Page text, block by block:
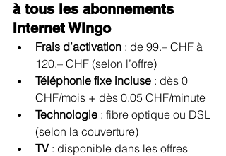
à tous les abonnements
Internet Wingo
Frais d’activation : de 99.– CHF à
120.– CHF (selon l’offre)
Téléphonie fixe incluse : dès 0
CHF/mois + dès 0.05 CHF/minute
Technologie : fibre optique ou DSL
(selon la couverture)
TV : disponible dans les offres